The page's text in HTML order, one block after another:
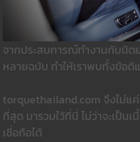
จากประสบการณ์ทำงานกับนิต
หลายฉบับ ทำให้เราพบทั้งข้อดี
torquethailand.com จึงไม่แ
ที่สุด มารวมใว้ที่นี่ ไม่ว่าจะเป็
เชื่อถือได้